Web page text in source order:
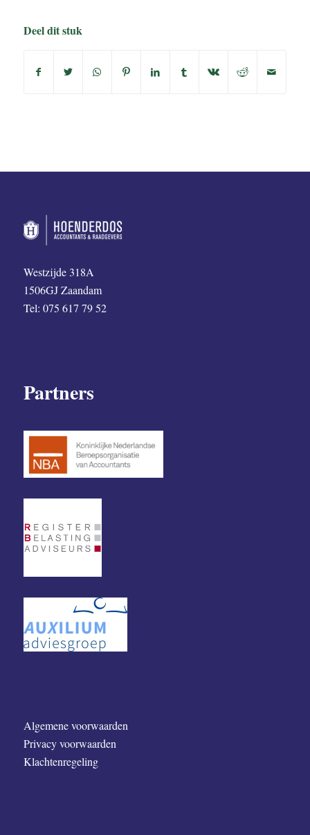
Deel dit stuk
Westzijde 318A
1506GJ Zaandam
Tel: 075 617 79 52
Partners
Algemene voorwaarden
Privacy voorwaarden
Klachtenregeling